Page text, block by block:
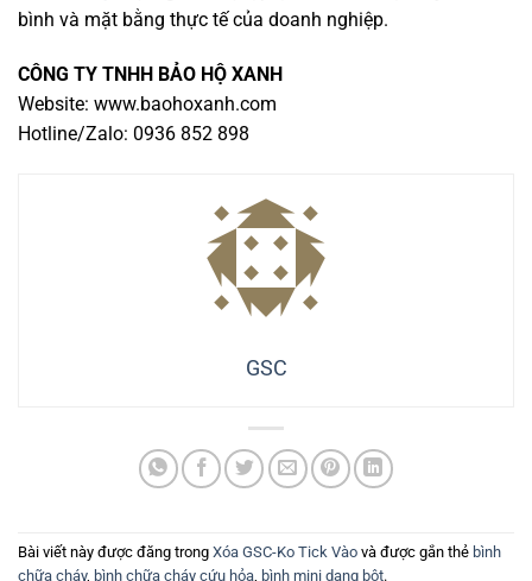
bình và mặt bằng thực tế của doanh nghiệp.
CÔNG TY TNHH BẢO HỘ XANH
Website: www.baohoxanh.com
Hotline/Zalo: 0936 852 898
GSC
Bài viết này được đăng trong Xóa GSC-Ko Tick Vào và được gắn thẻ bình
chữa cháy, bình chữa cháy cứu hỏa, bình mini dạng bột.